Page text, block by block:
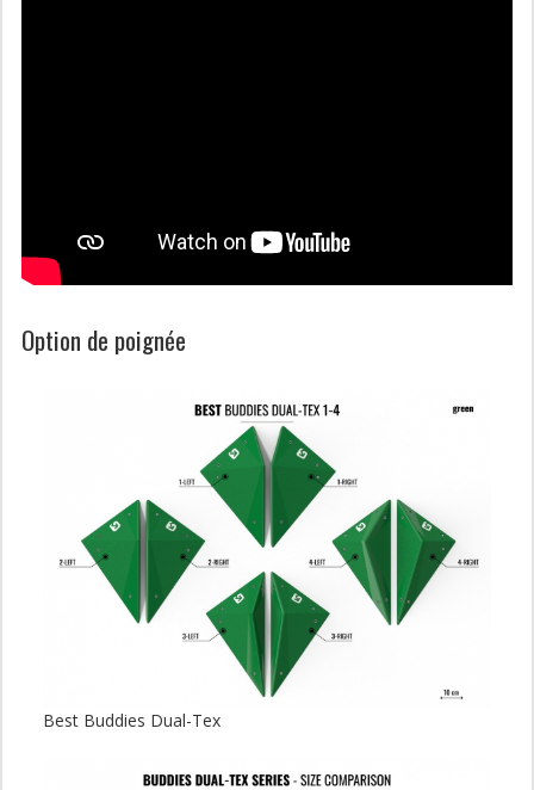
Option de poignée
Best Buddies Dual-Tex